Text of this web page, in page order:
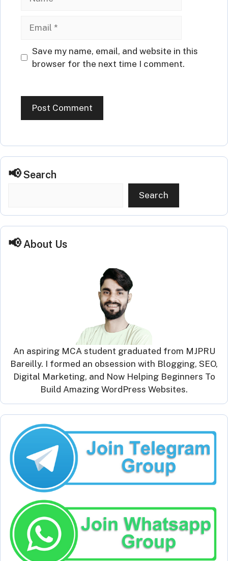
Website
Save my name, email, and website in this
browser for the next time I comment.
Search
Search
About Us
An aspiring MCA student graduated from MJPRU
Bareilly. I formed an obsession with Blogging, SEO,
Digital Marketing, and Now Helping Beginners To
Build Amazing WordPress Websites.